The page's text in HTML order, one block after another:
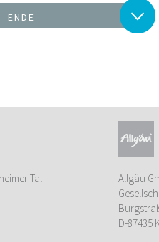
ENDE
Tal
Allgäu
D-87435